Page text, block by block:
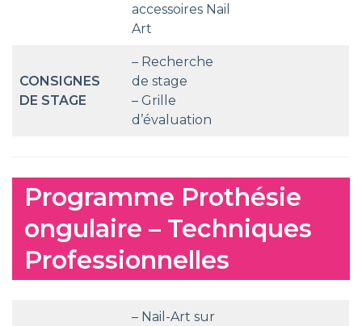
accessoires Nail
Art
CONSIGNES
DE STAGE
– Recherche
de stage
– Grille
d’évaluation
Programme Prothésie
ongulaire – Techniques
Professionnelles
– Nail-Art sur